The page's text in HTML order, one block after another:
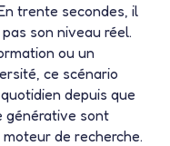
trente secondes, il
son niveau réel.
ou un
ce scénario
depuis que
générative sont
de recherche.